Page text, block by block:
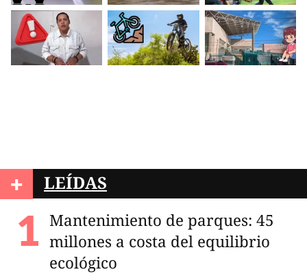
+ LEÍDAS
Mantenimiento de parques: 45
millones a costa del equilibrio
ecológico